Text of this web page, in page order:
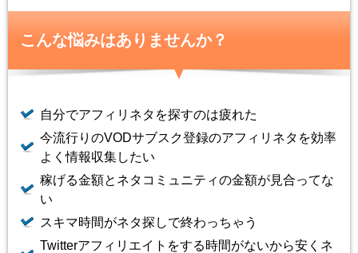
こんな悩みはありませんか？
自分でアフィリネタを探すのは疲れた
今流行りのVODサブスク登録のアフィリネタを効率
よく情報収集したい
稼げる金額とネタコミュニティの金額が見合ってな
い
スキマ時間がネタ探しで終わっちゃう
Twitterアフィリエイトをする時間がないから安くネ